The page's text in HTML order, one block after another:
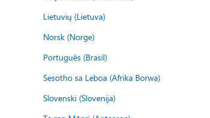
Lietuvių (Lietuva)
Norsk (Norge)
Português (Brasil)
Sesotho sa Leboa (Afrika Borwa)
Slovenski (Slovenija)